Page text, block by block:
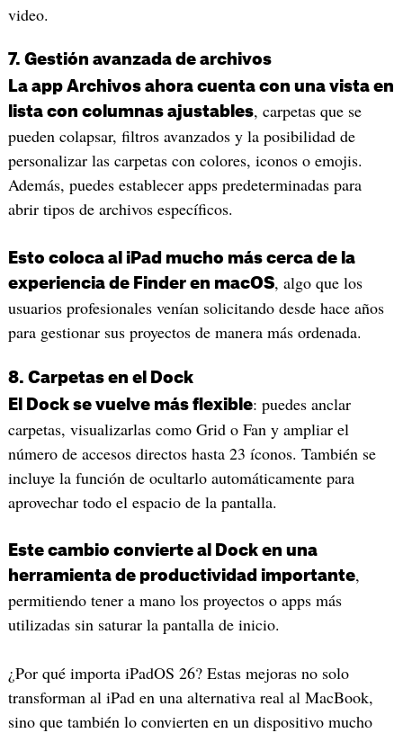
video.
7. Gestión avanzada de archivos
La app Archivos ahora cuenta con una vista en
lista con columnas ajustables, carpetas que se
pueden colapsar, filtros avanzados y la posibilidad de
personalizar las carpetas con colores, iconos o emojis.
Además, puedes establecer apps predeterminadas para
abrir tipos de archivos específicos.
Esto coloca al iPad mucho más cerca de la
experiencia de Finder en macOS, algo que los
usuarios profesionales venían solicitando desde hace años
para gestionar sus proyectos de manera más ordenada.
8. Carpetas en el Dock
El Dock se vuelve más flexible: puedes anclar
carpetas, visualizarlas como Grid o Fan y ampliar el
número de accesos directos hasta 23 íconos. También se
incluye la función de ocultarlo automáticamente para
aprovechar todo el espacio de la pantalla.
Este cambio convierte al Dock en una
herramienta de productividad importante,
permitiendo tener a mano los proyectos o apps más
utilizadas sin saturar la pantalla de inicio.
¿Por qué importa iPadOS 26? Estas mejoras no solo
transforman al iPad en una alternativa real al MacBook,
sino que también lo convierten en un dispositivo mucho